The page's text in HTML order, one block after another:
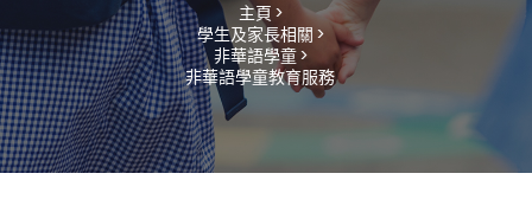
主頁 >
學生及家長相關 >
非華語學童 >
非華語學童教育服務